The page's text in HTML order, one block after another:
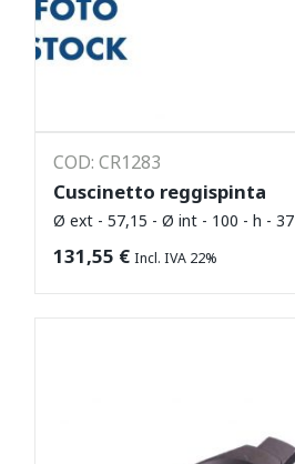
COD: CR1283
Cuscinetto reggispinta
Ø ext - 57,15 - Ø int - 100 - h - 37
131,55 € Incl. IVA 22%